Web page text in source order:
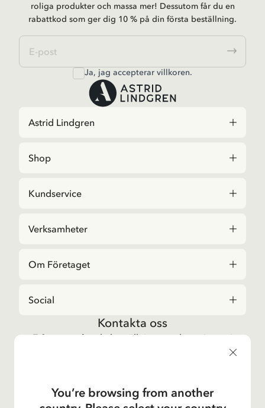
roliga produkter och massa mer! Dessutom får du en
rabattkod som ger dig 10 % på din första beställning.
Ja, jag accepterar villkoren.
Astrid Lindgren
Shop
Kundservice
Verksamheter
Om Företaget
Social
Kontakta oss
Frågor angående beställningar och sortiment i
, vänligen kontakta vår
shop@astridlindgren.com
You’re browsing from another